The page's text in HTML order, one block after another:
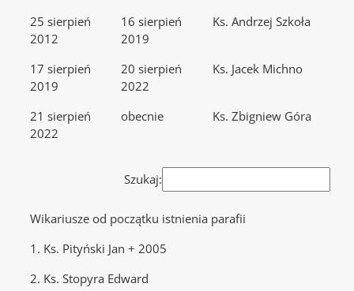
25 sierpień
2012
16 sierpień
2019
Ks. Andrzej Szkoła
17 sierpień
2019
20 sierpień
2022
Ks. Jacek Michno
21 sierpień
2022
obecnie Ks. Zbigniew Góra
Szukaj:
Wikariusze od początku istnienia parafii
1. Ks. Pityński Jan + 2005
2. Ks. Stopyra Edward